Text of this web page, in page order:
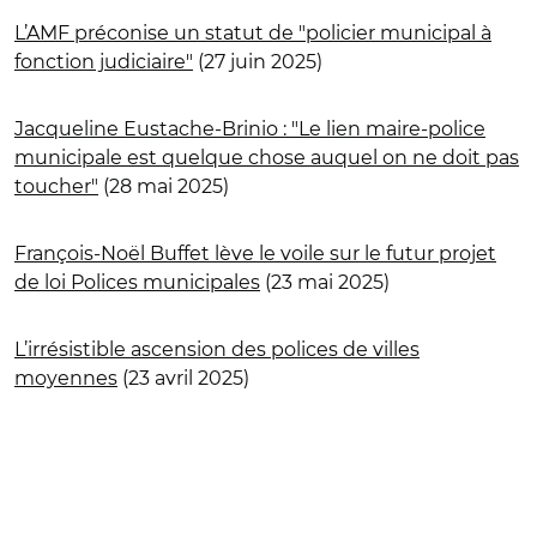
L’AMF préconise un statut de "policier municipal à
fonction judiciaire" (27 juin 2025)
Jacqueline Eustache-Brinio : "Le lien maire-police
municipale est quelque chose auquel on ne doit pas
toucher" (28 mai 2025)
François-Noël Buffet lève le voile sur le futur projet
de loi Polices municipales (23 mai 2025)
L’irrésistible ascension des polices de villes
moyennes (23 avril 2025)